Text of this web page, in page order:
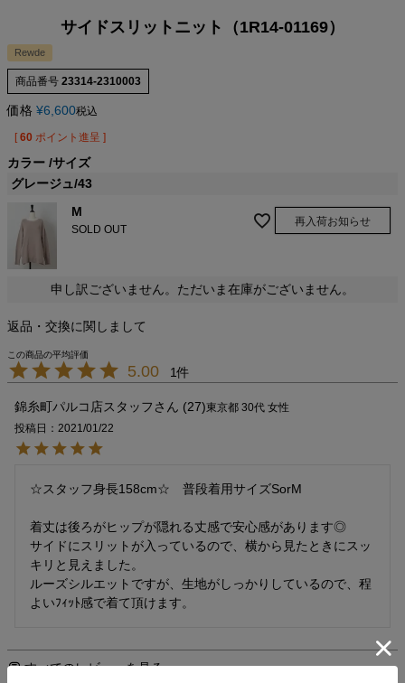
サイドスリットニット（1R14-01169）
Rewde
商品番号 23314-2310003
価格 ¥6,600税込
[ 60 ポイント進呈 ]
カラー サイズ
グレージュ/43
M
SOLD OUT
再入荷お知らせ
申し訳ございません。ただいま在庫がございません。
返品・交換に関しまして
5.00 1
錦糸町パルコ店スタッフ 27 東京都 30代 女性
投稿日
2021/01/22
☆スタッフ身長158cm☆　普段着用サイズSorM
着丈は後ろがヒップが隠れる丈感で安心感があります◎
サイドにスリットが入っているので、横から見たときにスッ
キリと見えました。
ルーズシルエットですが、生地がしっかりしているので、程
よいﾌｨｯﾄ感で着て頂けます。
すべてのレビューを見る